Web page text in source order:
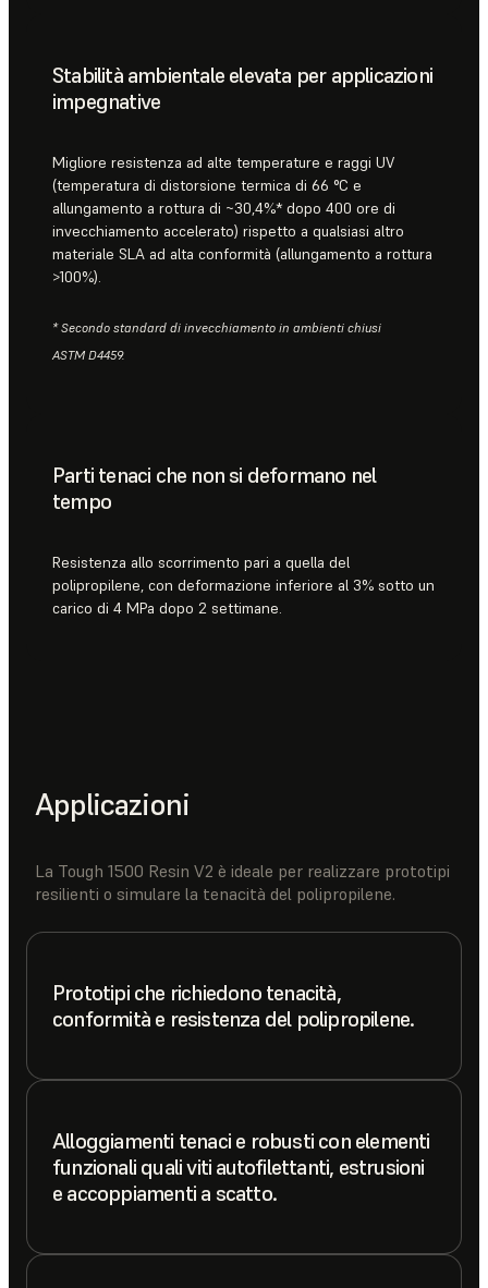
Stabilità ambientale elevata per applicazioni
impegnative
Migliore resistenza ad alte temperature e raggi UV
(temperatura di distorsione termica di 66 °C e
allungamento a rottura di ~30,4%* dopo 400 ore di
invecchiamento accelerato) rispetto a qualsiasi altro
materiale SLA ad alta conformità (allungamento a rottura
>100%).
* Secondo standard di invecchiamento in ambienti chiusi
ASTM D4459.
Parti tenaci che non si deformano nel
tempo
Resistenza allo scorrimento pari a quella del
polipropilene, con deformazione inferiore al 3% sotto un
carico di 4 MPa dopo 2 settimane.
Applicazioni
La Tough 1500 Resin V2 è ideale per realizzare prototipi
resilienti o simulare la tenacità del polipropilene.
Prototipi che richiedono tenacità,
conformità e resistenza del polipropilene.
Alloggiamenti tenaci e robusti con elementi
funzionali quali viti autofilettanti, estrusioni
e accoppiamenti a scatto.